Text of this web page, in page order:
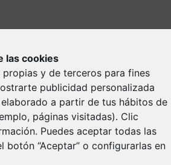
las cookies
y de terceros para fines
publicidad personalizada
a partir de tus hábitos de
páginas visitadas). Clic
Puedes aceptar todas las
botón “Aceptar” o configurarlas en
right reserved